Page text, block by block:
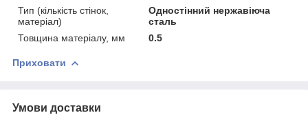
Тип (кількість стінок,
матеріал)
Одностінний нержавіюча
сталь
Товщина матеріалу, мм
0.5
Приховати
Умови доставки